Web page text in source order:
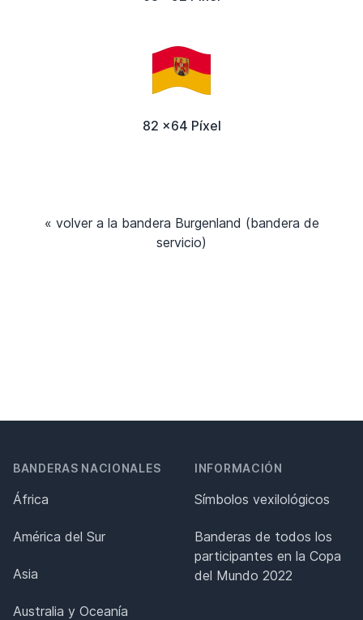
82 x64 Píxel
« volver a la bandera Burgenland (bandera de
servicio)
BANDERAS NACIONALES
África
América del Sur
Asia
Australia y Oceanía
INFORMACIÓN
Símbolos vexilológicos
Banderas de todos los
participantes en la Copa
del Mundo 2022